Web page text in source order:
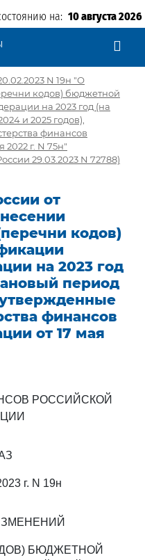
на: 10 августа 2026
N 19н "О
кодов) бюджетной
на 2023 год (на
и 2025 годов),
финансов
г. N 75н"
29.03.2023 N 72788)
от
кодов)
на 2023 год
период
утвержденные
финансов
от 17 мая
РОССИЙСКОЙ
г. N 19н
БЮДЖЕТНОЙ